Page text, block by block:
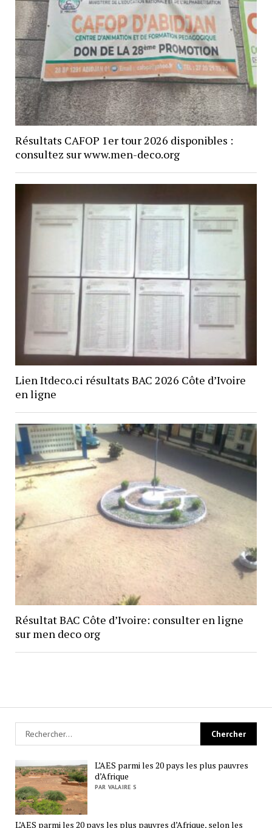
Résultats CAFOP 1er tour 2026 disponibles :
consultez sur www.men-deco.org
Lien Itdeco.ci résultats BAC 2026 Côte d’Ivoire
en ligne
Résultat BAC Côte d’Ivoire: consulter en ligne
sur men deco org
L’AES parmi les 20 pays les plus pauvres
d’Afrique
PAR VALAIRE S
L’AES parmi les 20 pays les plus pauvres d’Afrique, selon les